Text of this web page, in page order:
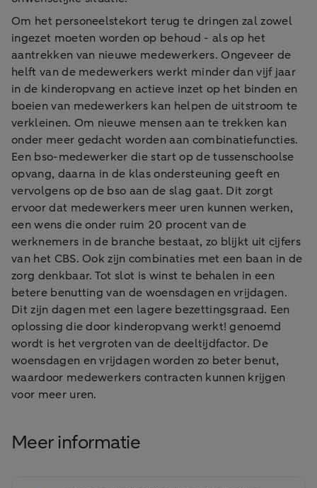
Om het personeelstekort terug te dringen zal zowel
ingezet moeten worden op behoud - als op het
aantrekken van nieuwe medewerkers. Ongeveer de
helft van de medewerkers werkt minder dan vijf jaar
in de kinderopvang en actieve inzet op het binden en
boeien van medewerkers kan helpen de uitstroom te
verkleinen. Om nieuwe mensen aan te trekken kan
onder meer gedacht worden aan combinatiefuncties.
Een bso-medewerker die start op de tussenschoolse
opvang, daarna in de klas ondersteuning geeft en
vervolgens op de bso aan de slag gaat. Dit zorgt
ervoor dat medewerkers meer uren kunnen werken,
een wens die onder ruim 20 procent van de
werknemers in de branche bestaat, zo blijkt uit cijfers
van het CBS. Ook zijn combinaties met een baan in de
zorg denkbaar. Tot slot is winst te behalen in een
betere benutting van de woensdagen en vrijdagen.
Dit zijn dagen met een lagere bezettingsgraad. Een
oplossing die door kinderopvang werkt! genoemd
wordt is het vergroten van de deeltijdfactor. De
woensdagen en vrijdagen worden zo beter benut,
waardoor medewerkers contracten kunnen krijgen
voor meer uren.
Meer informatie